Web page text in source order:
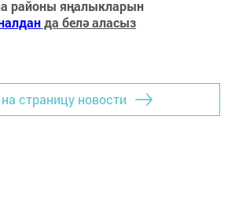
районы яңалыкларын
да белә аласыз
страницу новости